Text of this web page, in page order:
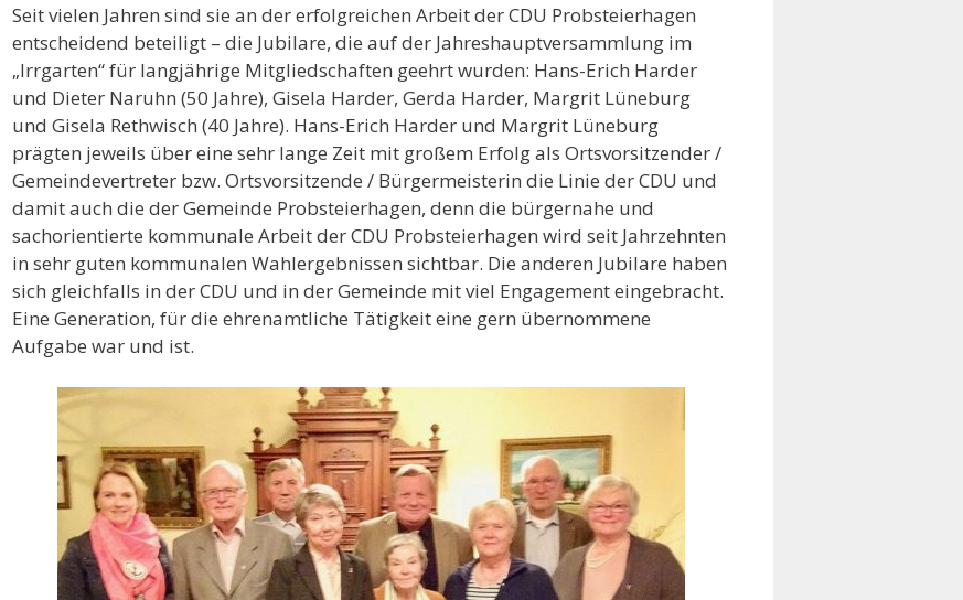
Seit vielen Jahren sind sie an der erfolgreichen Arbeit der CDU Probsteierhagen
entscheidend beteiligt – die Jubilare, die auf der Jahreshauptversammlung im
„Irrgarten“ für langjährige Mitgliedschaften geehrt wurden: Hans-Erich Harder
und Dieter Naruhn (50 Jahre), Gisela Harder, Gerda Harder, Margrit Lüneburg
und Gisela Rethwisch (40 Jahre). Hans-Erich Harder und Margrit Lüneburg
prägten jeweils über eine sehr lange Zeit mit großem Erfolg als Ortsvorsitzender /
Gemeindevertreter bzw. Ortsvorsitzende / Bürgermeisterin die Linie der CDU und
damit auch die der Gemeinde Probsteierhagen, denn die bürgernahe und
sachorientierte kommunale Arbeit der CDU Probsteierhagen wird seit Jahrzehnten
in sehr guten kommunalen Wahlergebnissen sichtbar. Die anderen Jubilare haben
sich gleichfalls in der CDU und in der Gemeinde mit viel Engagement eingebracht.
Eine Generation, für die ehrenamtliche Tätigkeit eine gern übernommene
Aufgabe war und ist.